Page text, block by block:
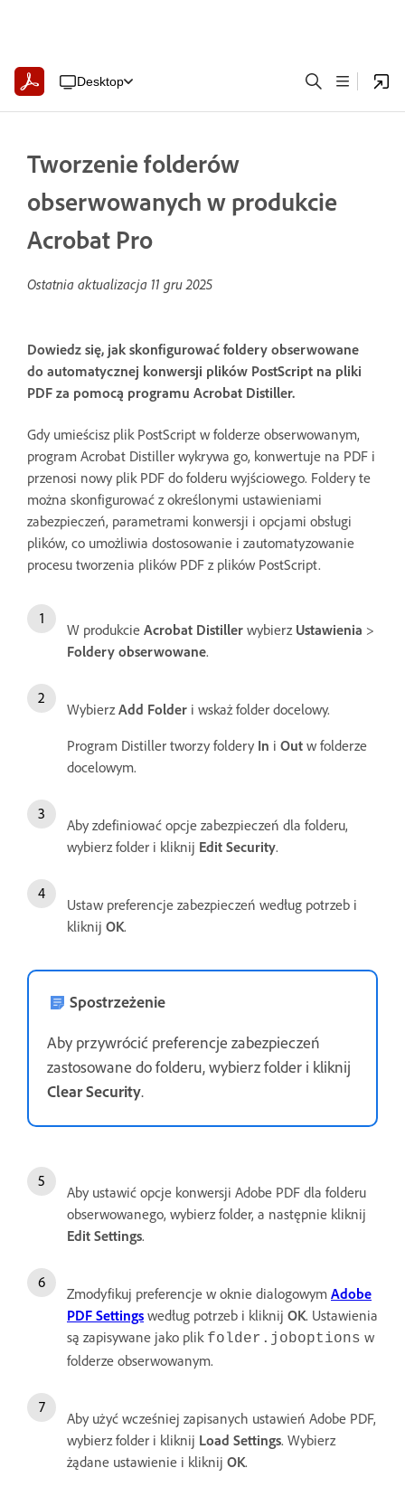
Desktop
Tworzenie folderów
obserwowanych w produkcie
Acrobat Pro
Ostatnia aktualizacja 11 gru 2025
Dowiedz się, jak skonfigurować foldery obserwowane
do automatycznej konwersji plików PostScript na pliki
PDF za pomocą programu Acrobat Distiller.
Gdy umieścisz plik PostScript w folderze obserwowanym,
program Acrobat Distiller wykrywa go, konwertuje na PDF i
przenosi nowy plik PDF do folderu wyjściowego. Foldery te
można skonfigurować z określonymi ustawieniami
zabezpieczeń, parametrami konwersji i opcjami obsługi
plików, co umożliwia dostosowanie i zautomatyzowanie
procesu tworzenia plików PDF z plików PostScript.
W produkcie Acrobat Distiller wybierz Ustawienia >
Foldery obserwowane.
Wybierz Add Folder i wskaż folder docelowy.
Program Distiller tworzy foldery In i Out w folderze
docelowym.
Aby zdefiniować opcje zabezpieczeń dla folderu,
wybierz folder i kliknij Edit Security.
Ustaw preferencje zabezpieczeń według potrzeb i
kliknij OK.
Spostrzeżenie
Aby przywrócić preferencje zabezpieczeń
zastosowane do folderu, wybierz folder i kliknij
Clear Security.
Aby ustawić opcje konwersji Adobe PDF dla folderu
obserwowanego, wybierz folder, a następnie kliknij
Edit Settings.
Zmodyfikuj preferencje w oknie dialogowym Adobe
PDF Settings według potrzeb i kliknij OK. Ustawienia
są zapisywane jako plik folder.joboptions w
folderze obserwowanym.
Aby użyć wcześniej zapisanych ustawień Adobe PDF,
wybierz folder i kliknij Load Settings. Wybierz
żądane ustawienie i kliknij OK.